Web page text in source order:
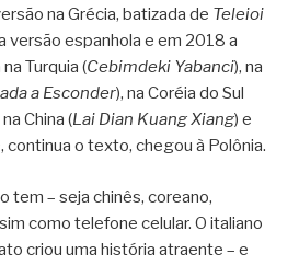
na Grécia, batizada de Teleioi
versão espanhola e em 2018 a
Turquia (Cebimdeki Yabanci), na
a Esconder), na Coréia do Sul
na China (Lai Dian Kuang Xiang) e
continua o texto, chegou à Polônia.
tem – seja chinês, coreano,
como telefone celular. O italiano
criou uma história atraente – e